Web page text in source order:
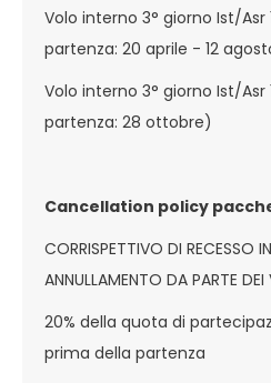
Volo interno 3° giorno Ist/Asr
partenza: 20 aprile - 12
Volo interno 3° giorno Ist/Asr
partenza: 28 ottobre)
Cancellation policy
CORRISPETTIVO DI RECESSO
ANNULLAMENTO DA PARTE
20% della quota di
prima della partenza